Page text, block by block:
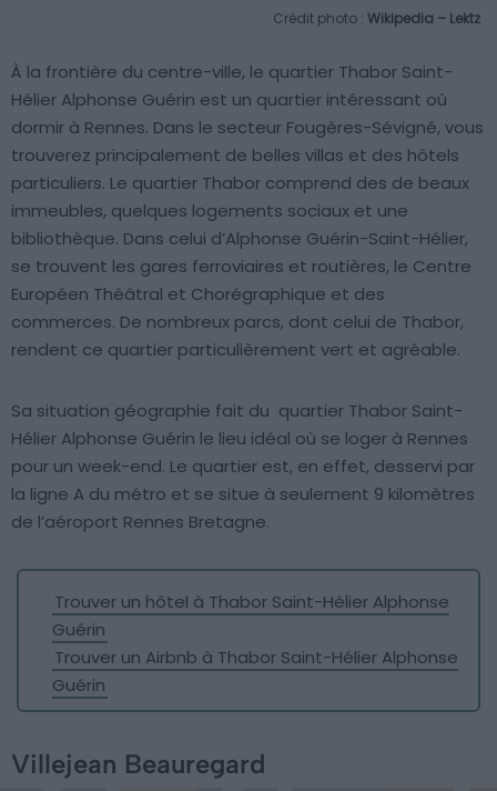
Crédit photo : Wikipedia – Lektz
À la frontière du centre-ville, le quartier Thabor Saint-
Hélier Alphonse Guérin est un quartier intéressant où
dormir à Rennes. Dans le secteur Fougères-Sévigné, vous
trouverez principalement de belles villas et des hôtels
particuliers. Le quartier Thabor comprend des de beaux
immeubles, quelques logements sociaux et une
bibliothèque. Dans celui d’Alphonse Guérin-Saint-Hélier,
se trouvent les gares ferroviaires et routières, le Centre
Européen Théâtral et Chorégraphique et des
commerces. De nombreux parcs, dont celui de Thabor,
rendent ce quartier particulièrement vert et agréable.
Sa situation géographie fait du quartier Thabor Saint-
Hélier Alphonse Guérin le lieu idéal où se loger à Rennes
pour un week-end. Le quartier est, en effet, desservi par
la ligne A du métro et se situe à seulement 9 kilomètres
de l’aéroport Rennes Bretagne.
Trouver un hôtel à Thabor Saint-Hélier Alphonse
Guérin
Trouver un Airbnb à Thabor Saint-Hélier Alphonse
Guérin
Villejean Beauregard